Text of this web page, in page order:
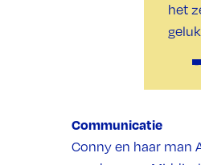
het
Communicatie
Conny en haar man